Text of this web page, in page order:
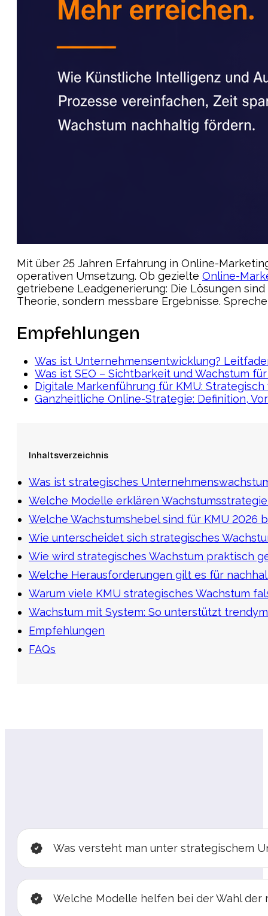
Mit über 25 Jahren Erfahrung in Online-
operativen Umsetzung. Ob gezielte Online-
getriebene Leadgenerierung: Die Lösungen
Theorie, sondern messbare Ergebnisse.
Empfehlungen
Was ist Unternehmensentwicklung?
Was ist SEO – Sichtbarkeit und Wachstum
Digitale Markenführung für KMU:
Ganzheitliche Online-Strategie: Definition,
Inhaltsverzeichnis
Was ist strategisches
Welche Modelle erklären
Welche Wachstumshebel sind für KMU 2026
Wie unterscheidet sich strategisches
Wie wird strategisches Wachstum praktisch
Welche Herausforderungen gilt es für
Warum viele KMU strategisches Wachstum
Wachstum mit System: So unterstützt
Empfehlungen
FAQs
Was versteht man unter strategischem
Welche Modelle helfen bei der Wahl der